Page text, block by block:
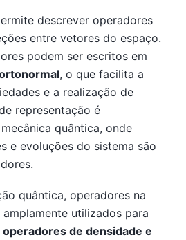
descrever operadores
entre vetores do espaço.
podem ser escritos em
, o que facilita a
e a realização de
representação é
quântica, onde
e evoluções do sistema são
quântica, operadores na
utilizados para
de densidade e